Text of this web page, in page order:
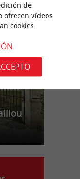
n
u
e
s
t
r
o
a
v
o
r
i
t
de
ofrecen vídeos
cookies.